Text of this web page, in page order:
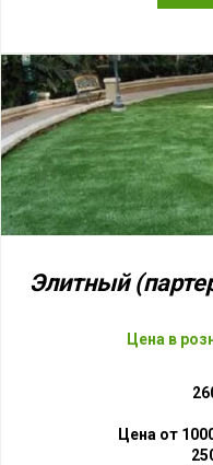
Элитный
Цена в
Цена от